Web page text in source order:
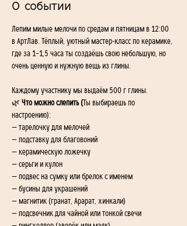
О событии
Лепим милые мелочи по средам и пятницам в 12:00
в АртЛав. Тёплый, уютный мастер-класс по керамике,
где за 1–1,5 часа ты создаёшь свою небольшую, но
очень ценную и нужную вещь из глины.
Каждому участнику мы выдаём 500 г глины.
🌿 Что можно слепить ( Ты выбираешь по
настроению):
— тарелочку для мелочей
— подставку для благовоний
— керамическую ложечку
— серьги и кулон
— подвес на сумку или брелок с именем
— бусины для украшений
— магнитик (гранат, Арарат, хинкали)
— подсвечник для чайной или тонкой свечи